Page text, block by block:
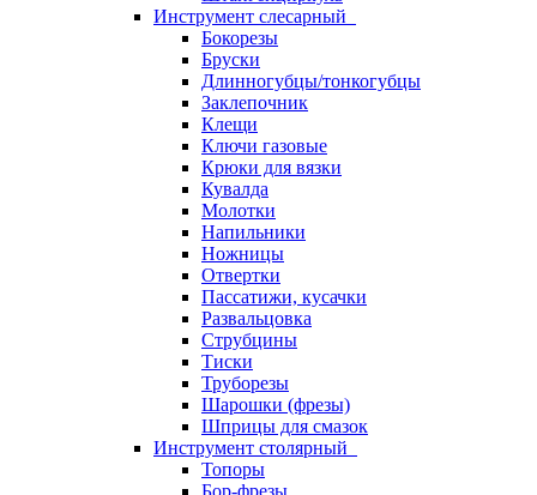
Инструмент слесарный
Бокорезы
Бруски
Длинногубцы/тонкогубцы
Заклепочник
Клещи
Ключи газовые
Крюки для вязки
Кувалда
Молотки
Напильники
Ножницы
Отвертки
Пассатижи, кусачки
Развальцовка
Струбцины
Тиски
Труборезы
Шарошки (фрезы)
Шприцы для смазок
Инструмент столярный
Топоры
Бор-фрезы